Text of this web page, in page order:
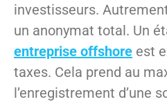
investisseurs.
un anonymat total. Un
entreprise offshore est
taxes. Cela prend au
l’enregistrement d’une